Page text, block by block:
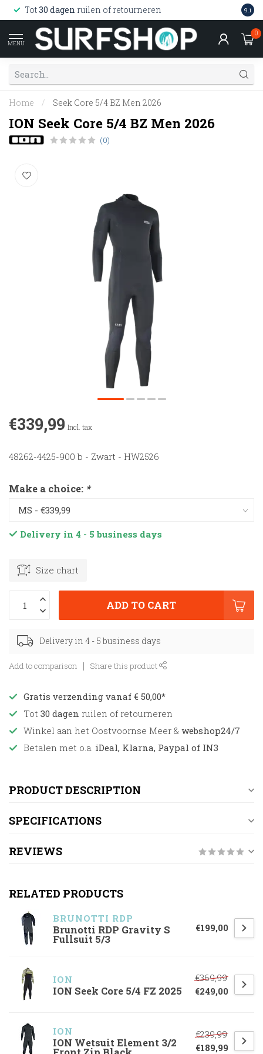
Tot30 dagen ruilen of retourneren 9.1
MENU
0
Home / Seek Core 5/4 BZ Men 2026
ION Seek Core 5/4 BZ Men 2026
(0)
€339,99 Incl. tax
48262-4425-900 b - Zwart - HW2526
Make a choice: *
Delivery in 4 - 5 business days
Size chart
ADD TO CART
Delivery in 4 - 5 business days
Add to comparison Share this product
Gratis verzending vanaf € 50,00*
Tot 30 dagen ruilen of retourneren
Winkel aan het Oostvoornse Meer & webshop24/7
Betalen met o.a. iDeal, Klarna, Paypal of IN3
PRODUCT DESCRIPTION
SPECIFICATIONS
REVIEWS
RELATED PRODUCTS
BRUNOTTI RDP
Brunotti RDP Gravity S
Fullsuit 5/3
€199,00
ION
ION Seek Core 5/4 FZ 2025
€369,99
€249,00
ION
ION Wetsuit Element 3/2
€239,99
€189,99